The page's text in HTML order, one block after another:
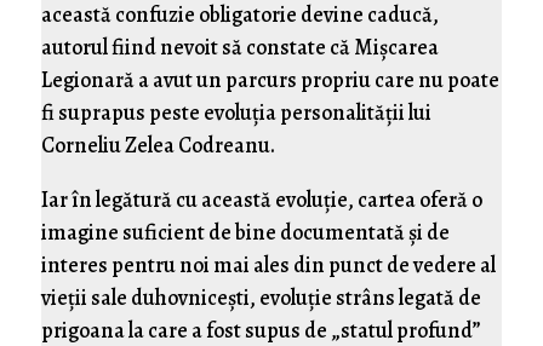
această confuzie obligatorie devine caducă,
autorul fiind nevoit să constate că Mişcarea
Legionară a avut un parcurs propriu care nu poate
fi suprapus peste evoluţia personalităţii lui
Corneliu Zelea Codreanu.
Iar în legătură cu această evoluţie, cartea oferă o
imagine suficient de bine documentată şi de
interes pentru noi mai ales din punct de vedere al
vieţii sale duhovniceşti, evoluţie strâns legată de
prigoana la care a fost supus de „statul profund”